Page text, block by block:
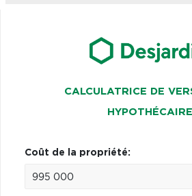
CALCULATRICE DE
Coût de la propriété: